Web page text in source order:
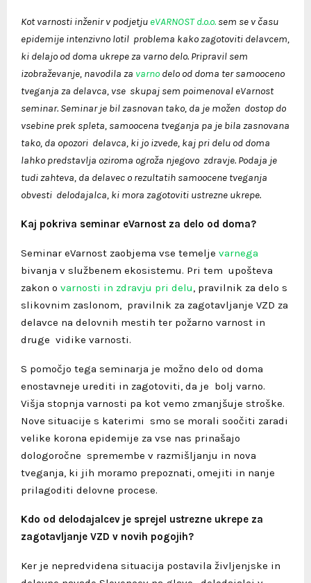
Kotvarnosti inženirv podjetju eVARNOST d.o.o. sem se v času
epidemije intenzivno lotil problema kako zagotoviti delavcem,
ki delajo od doma ukrepe za varno delo. Pripravil sem
izobraževanje, navodila za varno delo od doma ter samooceno
tveganja za delavca, vse skupaj sem poimenoval eVarnost
seminar. Seminar je bil zasnovan tako, da je možen dostop do
vsebine prek spleta, samoocena tveganja pa je bila zasnovana
tako, da opozori delavca, ki jo izvede, kaj pri delu od doma
lahko predstavlja oziroma ogroža njegovo zdravje. Podaja je
tudi zahteva, da delavec o rezultatih samoocene tveganja
obvesti delodajalca, ki mora zagotoviti ustrezne ukrepe.
Kaj pokriva seminar eVarnost za delo od doma?
Seminar eVarnost zaobjema vse temelje varnega
bivanja v službenem ekosistemu. Pri tem upošteva
zakon o varnosti in zdravju pri delu , pravilnik za delo s
slikovnim zaslonom, pravilnik za zagotavljanje VZD za
delavce na delovnih mestih ter požarno varnost in
druge vidike varnosti.
S pomočjo tega seminarja je možno delo od doma
enostavneje urediti in zagotoviti, da je bolj varno.
Višja stopnja varnosti pa kot vemo zmanjšuje stroške.
Nove situacije s katerimi smo se morali soočiti zaradi
velike korona epidemije za vse nas prinašajo
dologoročne spremembe v razmišljanju in nova
tveganja, ki jih moramo prepoznati, omejiti in nanje
prilagoditi delovne procese.
Kdo od delodajalcev je sprejel ustrezne ukrepe za
zagotavljanje VZD v novih pogojih?
Ker je nepredvidena situacija postavila življenjske in